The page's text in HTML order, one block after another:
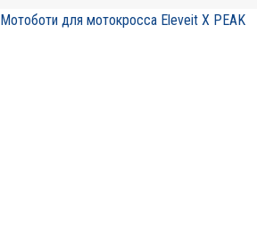
Мотоботи для мотокросса Eleveit X PEAK